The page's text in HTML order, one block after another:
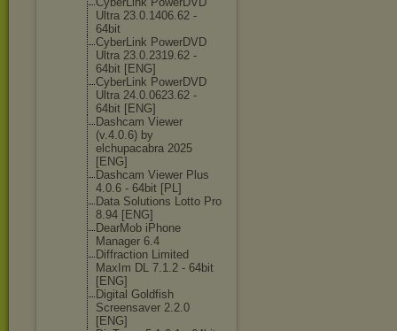
Ultra 23.0.1406.62 -
64bit
CyberLink PowerDVD
Ultra 23.0.2319.62 -
64bit [ENG]
CyberLink PowerDVD
Ultra 24.0.0623.62 -
64bit [ENG]
Dashcam Viewer
(v.4.0.6) by
elchupacabra 2025
[ENG]
Dashcam Viewer Plus
4.0.6 - 64bit [PL]
Data Solutions Lotto Pro
8.94 [ENG]
DearMob iPhone
Manager 6.4
Diffraction Limited
MaxIm DL 7.1.2 - 64bit
[ENG]
Digital Goldfish
Screensaver 2.2.0
[ENG]